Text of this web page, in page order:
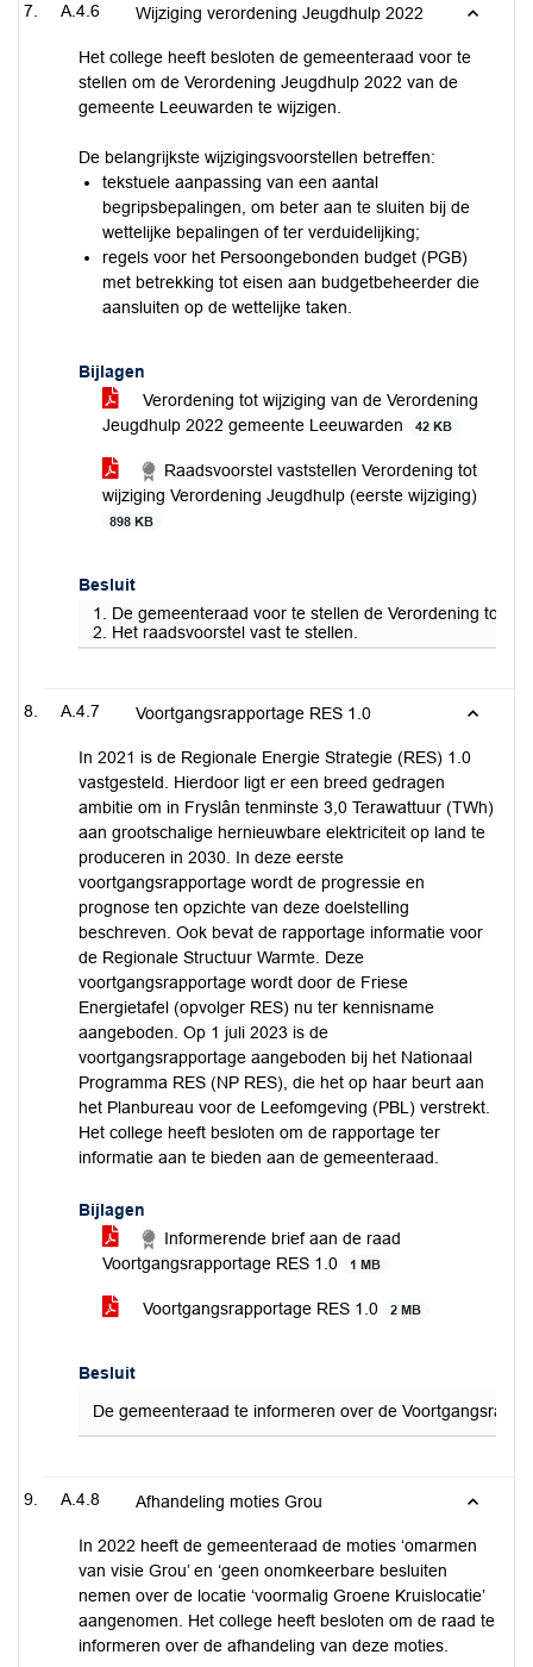
A.4.6 Wijziging verordening Jeugdhulp 2022
Het college heeft besloten de gemeenteraad voor te
stellen om de Verordening Jeugdhulp 2022 van de
gemeente Leeuwarden te wijzigen.
De belangrijkste wijzigingsvoorstellen betreffen:
tekstuele aanpassing van een aantal
begripsbepalingen, om beter aan te sluiten bij de
wettelijke bepalingen of ter verduidelijking;
regels voor het Persoongebonden budget (PGB)
met betrekking tot eisen aan budgetbeheerder die
aansluiten op de wettelijke taken.
Bijlagen
Verordening tot wijziging van de Verordening
Jeugdhulp 2022 gemeente Leeuwarden
42 KB
Raadsvoorstel vaststellen Verordening tot
wijziging Verordening Jeugdhulp (eerste wijziging)
898 KB
Besluit
1. De gemeenteraad voor te stellen de Verordening tot
2. Het raadsvoorstel vast te stellen.
A.4.7 Voortgangsrapportage RES 1.0
In 2021 is de Regionale Energie Strategie (RES) 1.0
vastgesteld. Hierdoor ligt er een breed gedragen
ambitie om in Fryslân tenminste 3,0 Terawattuur (TWh)
aan grootschalige hernieuwbare elektriciteit op land te
produceren in 2030. In deze eerste
voortgangsrapportage wordt de progressie en
prognose ten opzichte van deze doelstelling
beschreven. Ook bevat de rapportage informatie voor
de Regionale Structuur Warmte. Deze
voortgangsrapportage wordt door de Friese
Energietafel (opvolger RES) nu ter kennisname
aangeboden. Op 1 juli 2023 is de
voortgangsrapportage aangeboden bij het Nationaal
Programma RES (NP RES), die het op haar beurt aan
het Planbureau voor de Leefomgeving (PBL) verstrekt.
Het college heeft besloten om de rapportage ter
informatie aan te bieden aan de gemeenteraad.
Bijlagen
Informerende brief aan de raad
Voortgangsrapportage RES 1.0
1 MB
Voortgangsrapportage RES 1.0 2 MB
Besluit
De gemeenteraad te informeren over de
A.4.8 Afhandeling moties Grou
In 2022 heeft de gemeenteraad de moties ‘omarmen
van visie Grou’ en ‘geen onomkeerbare besluiten
nemen over de locatie ‘voormalig Groene Kruislocatie’
aangenomen. Het college heeft besloten om de raad te
informeren over de afhandeling van deze moties.